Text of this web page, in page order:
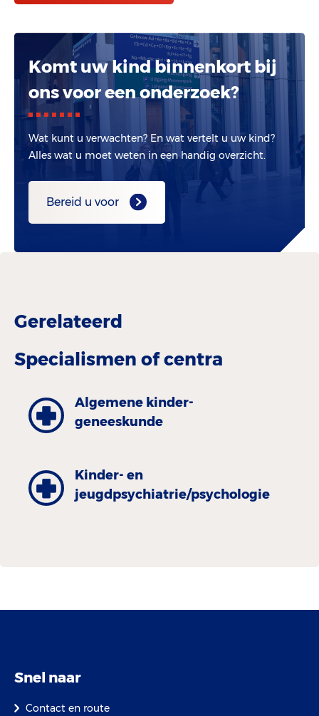
Komt uw kind binnenkort bij
ons voor een onderzoek?
Wat kunt u verwachten? En wat vertelt u uw kind?
Alles wat u moet weten in een handig overzicht.
Bereid u voor
Gerelateerd
Specialismen of centra
Algemene kinder­
geneeskunde
Kinder- en
jeugdpsychiatrie/psychologie
Snel naar
Contact en route